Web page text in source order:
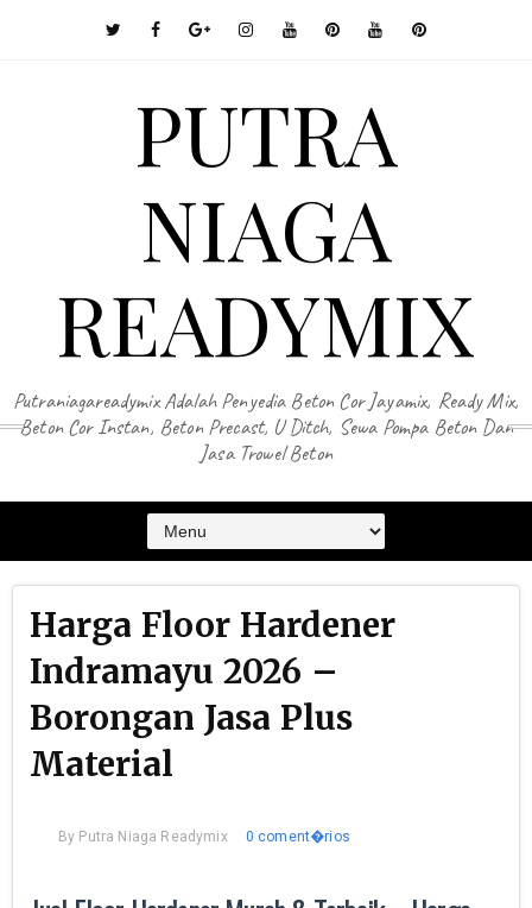
PUTRA
NIAGA
READYMIX
Putraniagareadymix Adalah Penyedia Beton Cor Jayamix, Ready Mix,
Beton Cor Instan, Beton Precast, U Ditch, Sewa Pompa Beton Dan
Jasa Trowel Beton
Harga Floor Hardener
Indramayu 2026 –
Borongan Jasa Plus
Material
By Putra Niaga Readymix 0 coment�rios